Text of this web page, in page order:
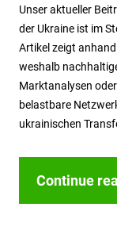
Unser aktueller
der Ukraine ist im
Artikel zeigt
weshalb
Marktanalysen
belastbare
ukrainischen
Continue